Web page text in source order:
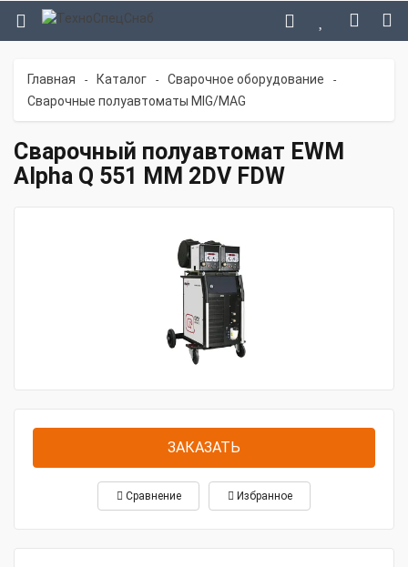
Главная - Каталог - Сварочное оборудование -
Сварочные полуавтоматы MIG/MAG
Сварочный полуавтомат EWM
Alpha Q 551 MM 2DV FDW
ЗАКАЗАТЬ
Сравнение Избранное